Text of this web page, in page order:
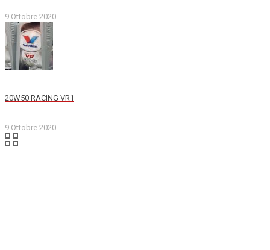
9 Ottobre 2020
20W50 RACING VR1
9 Ottobre 2020